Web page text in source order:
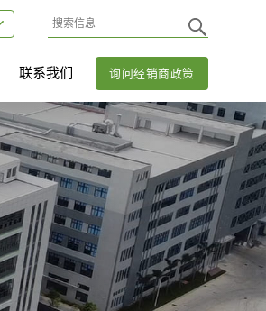
询问经销商政策
联系我们